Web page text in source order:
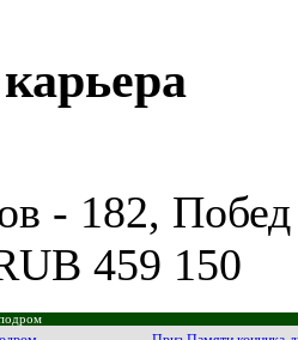
- 182,
459 150